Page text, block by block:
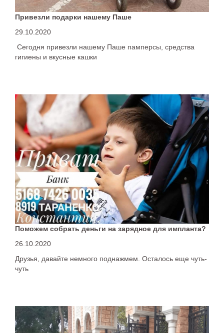
Привезли подарки нашему Паше
29.10.2020
Сегодня привезли нашему Паше памперсы, средства
гигиены и вкусные кашки
Поможем собрать деньги на зарядное для импланта?
26.10.2020
Друзья, давайте немного поднажмем. Осталось еще чуть-
чуть